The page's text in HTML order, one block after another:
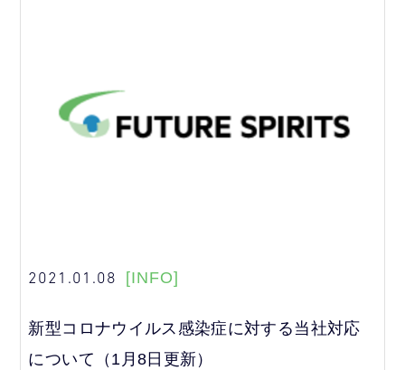
2021.01.08 [INFO]
新型コロナウイルス感染症に対する当社対応
について（1月8日更新）